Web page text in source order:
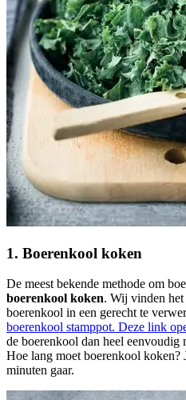
1. Boerenkool koken
De meest bekende methode om
boerenkool koken. Wij vinden
boerenkool in een gerecht te
boerenkool stamppot. Deze link
de boerenkool dan heel eenvoudig
Hoe lang moet boerenkool
minuten gaar.